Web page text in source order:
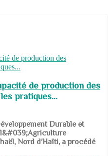
de production des
pratiques...
Durable et
Nord d’Haïti, a procédé